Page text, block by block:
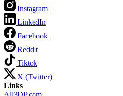
Instagram
LinkedIn
Facebook
Reddit
Tiktok
X (Twitter)
Links